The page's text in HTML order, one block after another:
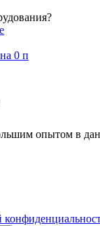
0 п
опытом в